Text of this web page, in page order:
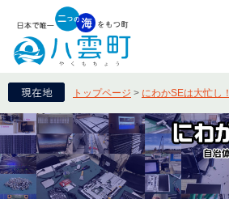
トップページ > にわかSEは大忙し！